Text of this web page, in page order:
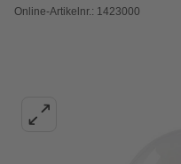
Online-Artikelnr.: 1423000